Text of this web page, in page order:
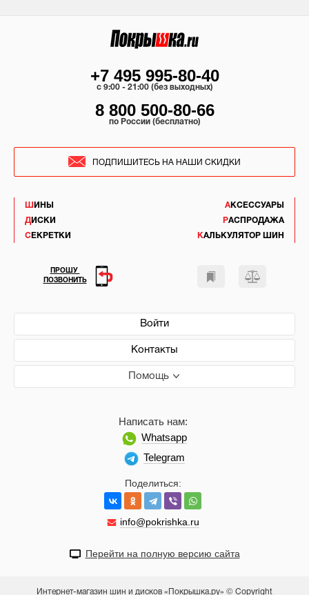
ШИНЫ
ДИСКИ
СЕКРЕТКИ
АКСЕССУАРЫ
РАСПРОДАЖА
КАЛЬКУЛЯТОР ШИН
Войти
Контакты
Помощь
Поделиться:
info@pokrishka.ru
Написать нам:
Whatsapp
Telegram
+7 495 995-80-40
c 9:00 - 21:00 (без выходных)
8 800 500-80-66
по России (бесплатно)
ПОДПИШИТЕСЬ НА НАШИ СКИДКИ
ПРОШУ
ПОЗВОНИТЬ
Перейти на полную версию сайта
Интернет-магазин шин и дисков «Покрышка.ру» © Copyright